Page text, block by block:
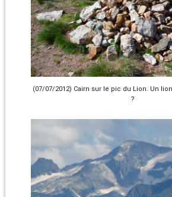
(07/07/2012) Cairn sur le pic du Lion. Un
?